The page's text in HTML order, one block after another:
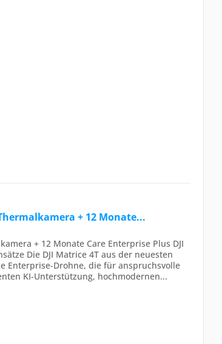
+ 12 Monate...
+ 12 Monate Care Enterprise Plus DJI
Die DJI Matrice 4T aus der neuesten
Enterprise-Drohne, die für anspruchsvolle
KI-Unterstützung, hochmodernen...